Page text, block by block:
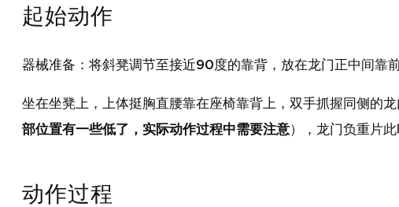
起始动作
器械准备：将斜凳调节至接近90度的靠背，放在龙门正中间靠
坐在坐凳上，上体挺胸直腰靠在座椅靠背上，双手抓握同侧的
部位置有一些低了，实际动作过程中需要注意），龙门负重片此
动作过程